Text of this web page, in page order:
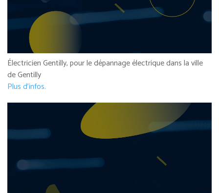
Électricien Gentilly, pour le dépannage électrique dans la ville
de Gentilly
Plus d’infos.